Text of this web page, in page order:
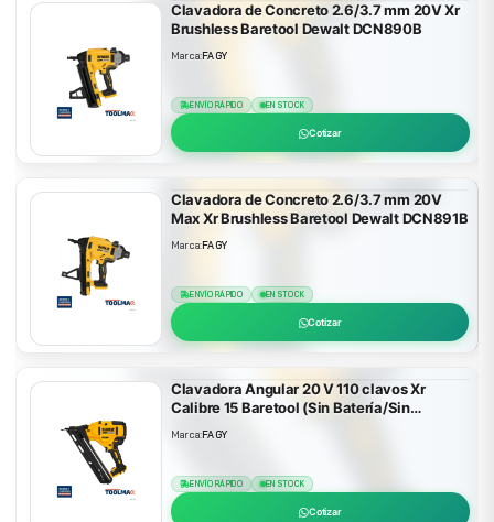
Clavadora de Concreto 2.6/3.7 mm 20V Xr
Brushless Baretool Dewalt DCN890B
Marca:FAGY
ENVÍO RÁPIDO EN STOCK
Cotizar
Clavadora de Concreto 2.6/3.7 mm 20V
Max Xr Brushless Baretool Dewalt DCN891B
Marca:FAGY
ENVÍO RÁPIDO EN STOCK
Cotizar
Clavadora Angular 20 V 110 clavos Xr
Calibre 15 Baretool (Sin Batería/Sin
Marca:FAGY
ENVÍO RÁPIDO EN STOCK
Cotizar